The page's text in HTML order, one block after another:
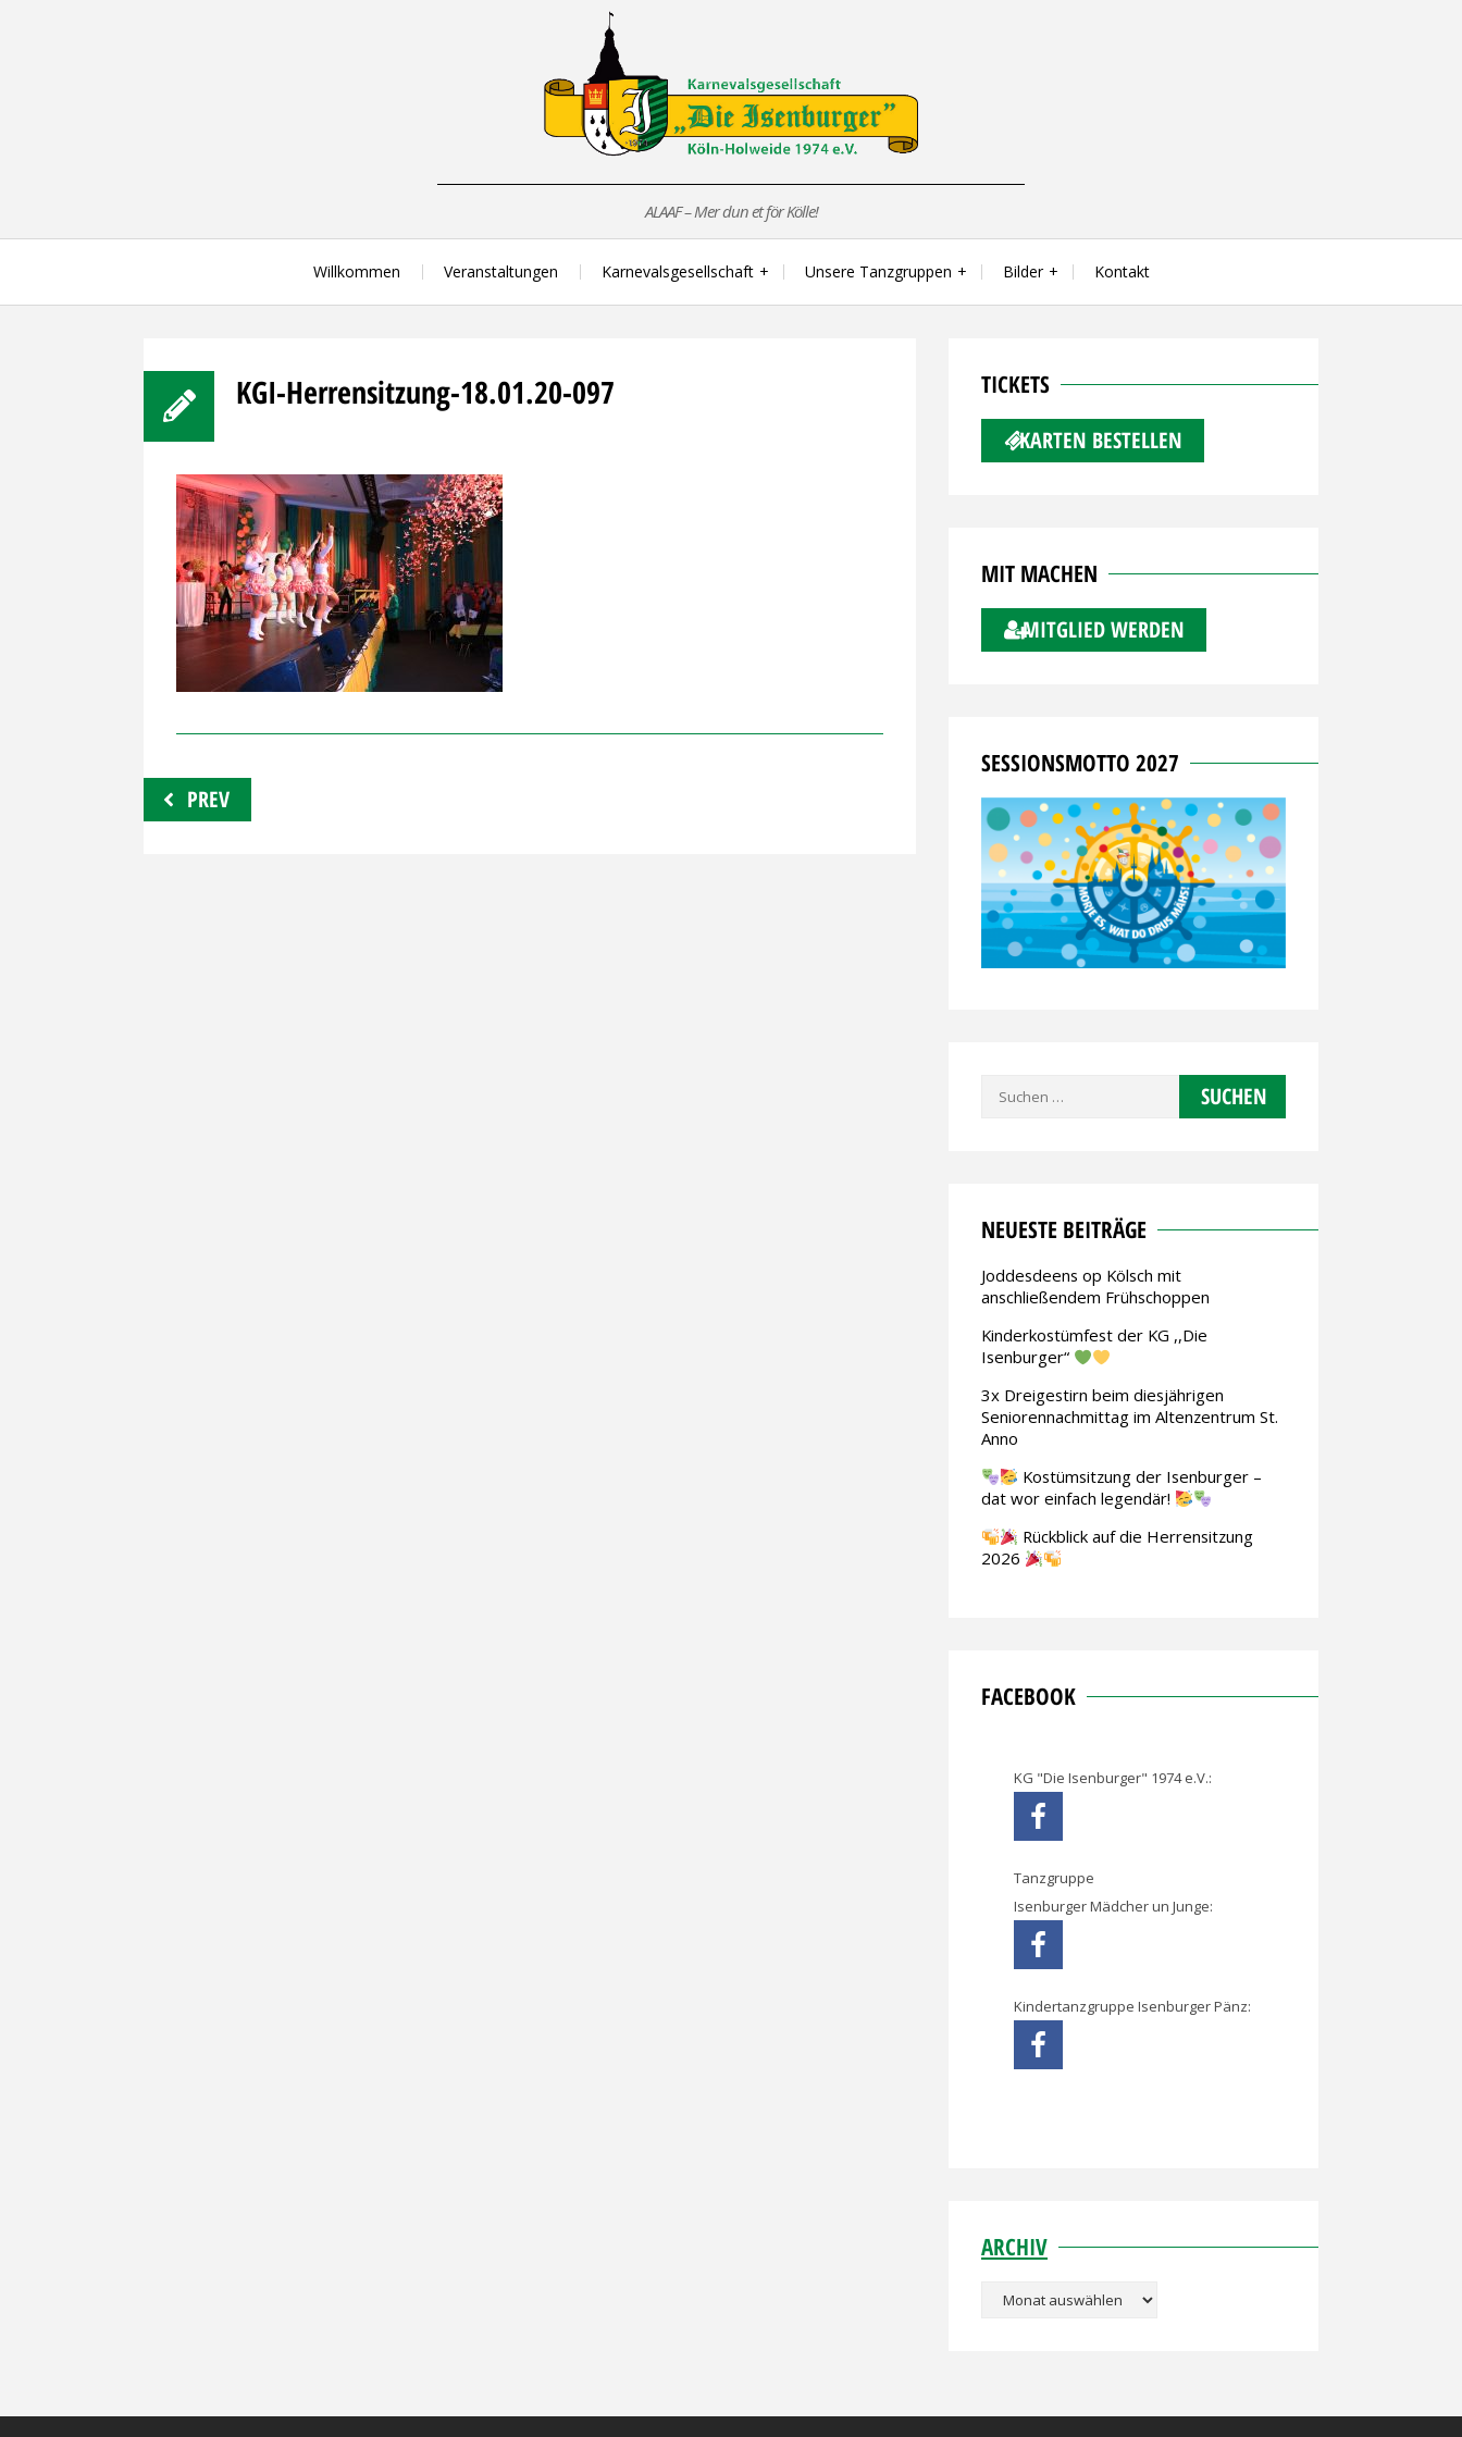
ALAAF – Mer dun et för Kölle!
Willkommen Veranstaltungen Karnevalsgesellschaft Unsere Tanzgruppen Bilder Kontakt
KGI-Herrensitzung-18.01.20-097
Beitragsnavigation
PREV
TICKETS
KARTEN BESTELLEN
MIT MACHEN
MITGLIED WERDEN
SESSIONSMOTTO 2027
Suchen
NEUESTE BEITRÄGE
Joddesdeens op Kölsch mit
anschließendem Frühschoppen
Kinderkostümfest der KG ,,Die
Isenburger“
3x Dreigestirn beim diesjährigen
Seniorennachmittag im Altenzentrum St.
Anno
Kostümsitzung der Isenburger –
dat wor einfach legendär!
Rückblick auf die Herrensitzung
2026
FACEBOOK
KG "Die Isenburger" 1974 e.V.:
Tanzgruppe
Isenburger Mädcher un Junge:
Kindertanzgruppe Isenburger Pänz:
ARCHIV
Archiv